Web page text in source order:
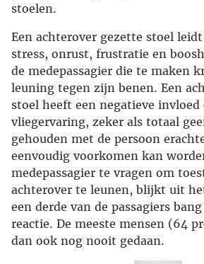
stoelen.
Een achterover gezette stoel
stress, onrust, frustratie en
de medepassagier die te maken
leuning tegen zijn benen. Een
stoel heeft een negatieve invloed
vliegervaring, zeker als totaal
gehouden met de persoon
eenvoudig voorkomen kan
medepassagier te vragen om
achterover te leunen, blijkt uit
een derde van de passagiers
reactie. De meeste mensen (64
dan ook nog nooit gedaan.